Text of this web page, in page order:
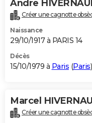
Andre
Créer une cagnotte
Naissance
29/10/1917 à PARIS 14
Décès
15/10/1979 à Paris (Paris)
Marcel
Créer une cagnotte